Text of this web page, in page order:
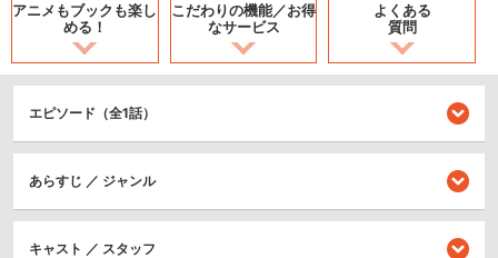
アニメもブックも楽し
める！
こだわりの機能／お得
なサービス
よくある
質問
エピソード（全1話）
あらすじ ／ ジャンル
キャスト ／ スタッフ